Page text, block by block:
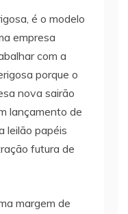
é o modelo
empresa
com a
porque o
nova sairão
lançamento de
leilão papéis
futura de
margem de